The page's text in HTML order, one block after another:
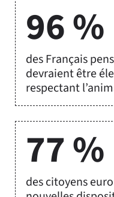
96 %
des Français
devraient être
respectant
77 %
des citoyens